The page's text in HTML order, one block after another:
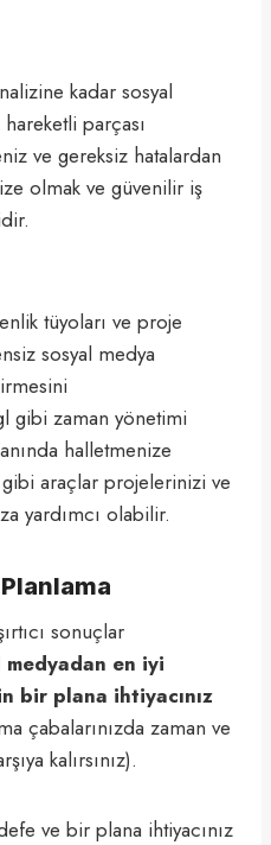
kadar sosyal
parçası
ve gereksiz hatalardan
olmak ve güvenilir iş
tüyoları ve proje
sosyal medya
gibi zaman yönetimi
halletmenize
araçlar projelerinizi ve
yardımcı olabilir.
sonuçlar
medyadan en iyi
bir plana ihtiyacınız
çabalarınızda zaman ve
kalırsınız).
ve bir plana ihtiyacınız